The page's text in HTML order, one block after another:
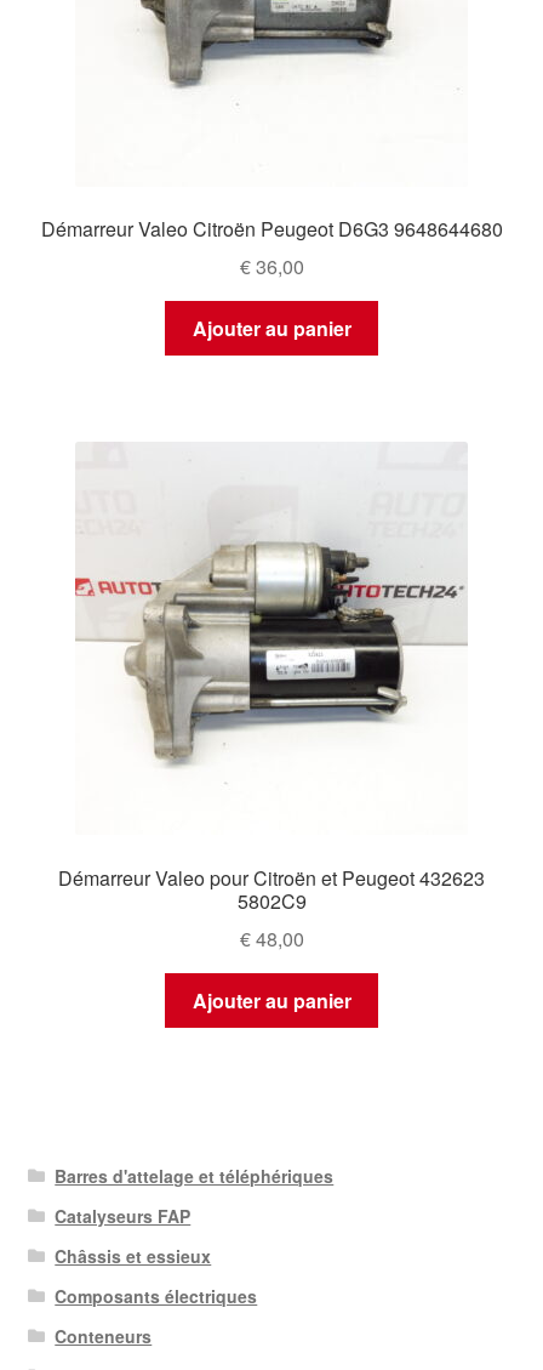
Démarreur Valeo Citroën Peugeot D6G3 9648644680
€36,00
Ajouter au panier
Démarreur Valeo pour Citroën et Peugeot 432623
5802C9
€48,00
Ajouter au panier
Barres d'attelage et téléphériques
Catalyseurs FAP
Châssis et essieux
Composants électriques
Conteneurs